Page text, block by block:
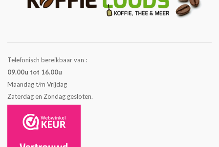
Telefonisch bereikbaar van :
09.00u tot 16.00u
Maandag t/m Vrijdag
Zaterdag en Zondag gesloten.